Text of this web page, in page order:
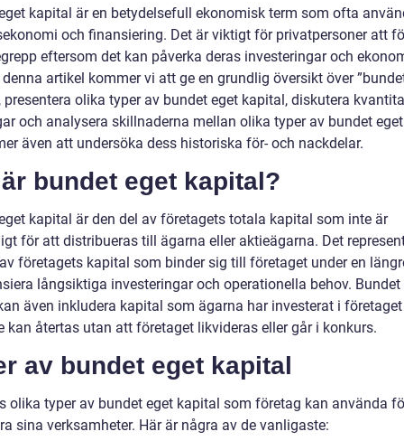
kapital är en betydelsefull ekonomisk term som ofta
och finansiering. Det är viktigt för privatpersoner att
eftersom det kan påverka deras investeringar och
artikel kommer vi att ge en grundlig översikt över
presentera olika typer av bundet eget kapital, diskutera
och analysera skillnaderna mellan olika typer av bundet
även att undersöka dess historiska för- och nackdelar.
bundet eget kapital?
kapital är den del av företagets totala kapital som inte är
för att distribueras till ägarna eller aktieägarna. Det
företagets kapital som binder sig till företaget under en
långsiktiga investeringar och operationella behov. Bundet
även inkludera kapital som ägarna har investerat i
kan återtas utan att företaget likvideras eller går i konkurs.
av bundet eget kapital
olika typer av bundet eget kapital som företag kan använda
sina verksamheter. Här är några av de vanligaste: